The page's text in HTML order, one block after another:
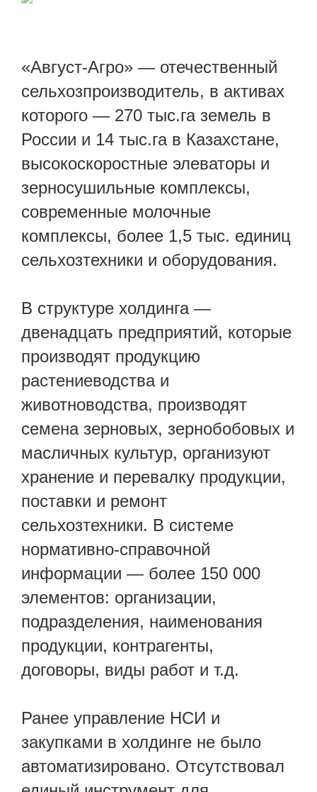
«Август-Агро» — отечественный
сельхозпроизводитель, в активах
которого — 270 тыс.га земель в
России и 14 тыс.га в Казахстане,
высокоскоростные элеваторы и
зерносушильные комплексы,
современные молочные
комплексы, более 1,5 тыс. единиц
сельхозтехники и оборудования.
В структуре холдинга —
двенадцать предприятий, которые
производят продукцию
растениеводства и
животноводства, производят
семена зерновых, зернобобовых и
масличных культур, организуют
хранение и перевалку продукции,
поставки и ремонт
сельхозтехники. В системе
нормативно-справочной
информации — более 150 000
элементов: организации,
подразделения, наименования
продукции, контрагенты,
договоры, виды работ и т.д.
Ранее управление НСИ и
закупками в холдинге не было
автоматизировано. Отсутствовал